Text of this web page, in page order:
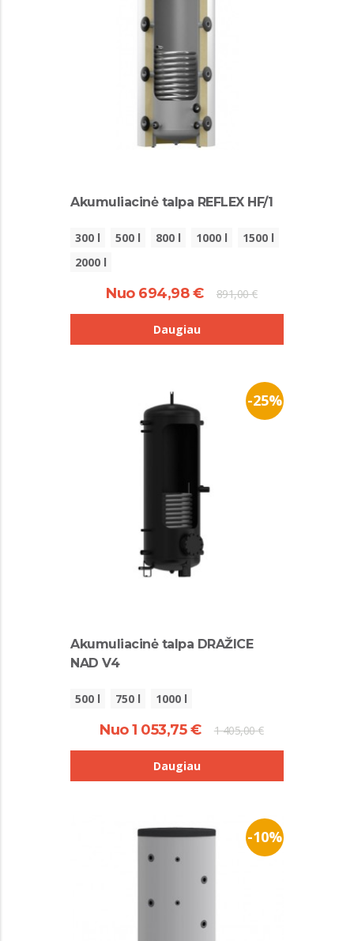
Akumuliacinė talpa REFLEX HF/1
300 l 500 l 800 l 1000 l
1500 l
2000 l
Nuo 694,98 € 891,00 €
Daugiau
-25%
Akumuliacinė talpa DRAŽICE
NAD V4
500 l 750 l 1000 l
Nuo 1 053,75 € 1 405,00 €
Daugiau
-10%